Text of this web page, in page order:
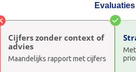
Evaluaties
Cijfers zonder context of
advies
Maandelijks rapport met cijfers